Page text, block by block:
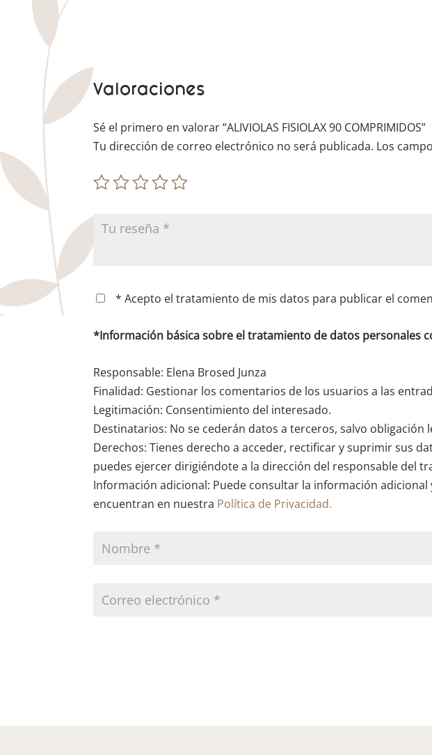
Valoraciones
Sé el primero en valorar “ALIVIOLAS FISIOLAX 90 COMPRIMIDOS”
Tu dirección de correo electrónico no será publicada. Los
* Acepto el tratamiento de mis datos para publicar el
*Información básica sobre el tratamiento de datos personales
Responsable: Elena Brosed Junza
Finalidad: Gestionar los comentarios de los usuarios a las
Legitimación: Consentimiento del interesado.
Destinatarios: No se cederán datos a terceros, salvo obligación
Derechos: Tienes derecho a acceder, rectificar y suprimir sus
puedes ejercer dirigiéndote a la dirección del responsable del
Información adicional: Puede consultar la información
encuentran en nuestra Política de Privacidad.